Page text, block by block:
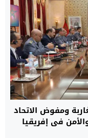
ومفوض الاتحاد
في إفريقيا